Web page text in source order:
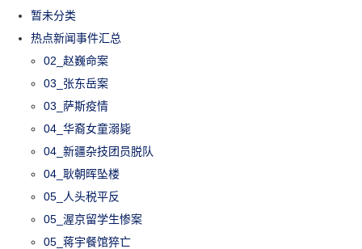
暂未分类
热点新闻事件汇总
02_赵巍命案
03_张东岳案
03_萨斯疫情
04_华裔女童溺毙
04_新疆杂技团员脱队
04_耿朝晖坠楼
05_人头税平反
05_渥京留学生惨案
05_蒋宇餐馆猝亡